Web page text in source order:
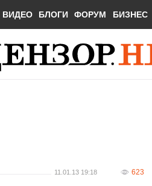
ВИДЕО БЛОГИ ФОРУМ БИЗНЕС
11.01.13 19:18 623